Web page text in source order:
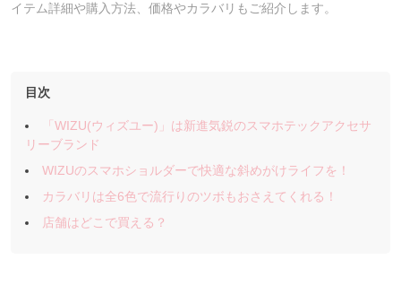
イテム詳細や購入方法、価格やカラバリもご紹介します。
目次
「WIZU(ウィズユー)」は新進気鋭のスマホテックアクセサ
リーブランド
WIZUのスマホショルダーで快適な斜めがけライフを！
カラバリは全6色で流行りのツボもおさえてくれる！
店舗はどこで買える？